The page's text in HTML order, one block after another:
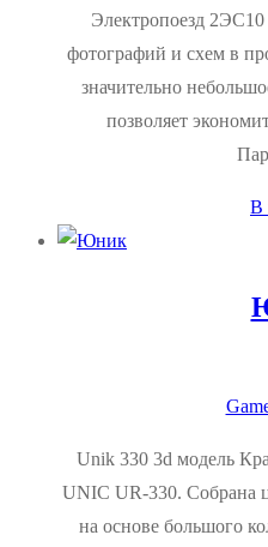
Электропоезд
фотографий и схем в
значительно
позволяет
В
Unik 330 3d модель
UNIC UR-330. Собрана
на основе большого